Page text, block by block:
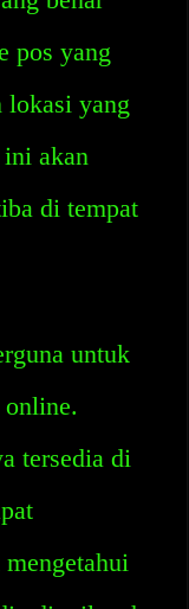
pos yang
lokasi yang
akan
di tempat
untuk
online.
tersedia di